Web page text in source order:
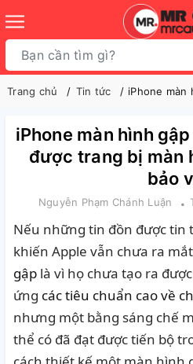
Trang chủ Tin tức iPhone
iPhone màn hình
được trang bị màn
bảo
Nguyễn Phạm Chánh Luận
Nếu những tin đồn được tin
khiến Apple vẫn chưa ra mắt
gập là vì họ chưa tạo ra
ứng các tiêu chuẩn cao về
nhưng một bằng sáng chế
thể có đã đạt được tiến bộ